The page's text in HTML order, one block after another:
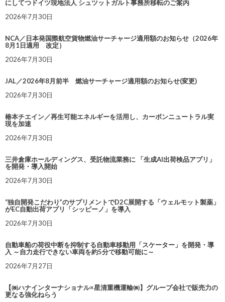
にしてつドイツ現地法人 シュツットガルト事務所移転のご案内
2026年7月30日
NCA／日本発国際航空貨物燃油サーチャージ適用額のお知らせ（2026年
8月1日適用 改定）
2026年7月30日
JAL／2026年8月前半 燃油サーチャージ適用額のお知らせ(変更)
2026年7月30日
椿本チエイン／再生可能エネルギーを活用し、カーボンニュートラル実
現を加速
2026年7月30日
三井倉庫ホールディングス、受託物流業務に 「生成AI出荷検品アプリ」
を開発・導入開始
2026年7月30日
“独自開発こだわり”のサプリメントでD2C展開する「ウェルモット製薬」
がEC自動出荷アプリ「シッピーノ」を導入
2026年7月30日
自動車船の荷役中断を抑制する自動車移動用「スケーター」を開発・導
入 ～自力走行できない車両を約5分で移動可能に～
2026年7月27日
【㈱ハナインターナショナル×星清重機運輸㈱】グループ会社で販売力の
更なる強化ねらう